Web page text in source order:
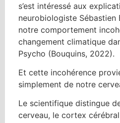
s’est intéressé aux
neurobiologiste Sébastien
notre comportement
changement climatique
Psycho (Bouquins, 2022).
Et cette incohérence
simplement de notre
Le scientifique distingue
cerveau, le cortex